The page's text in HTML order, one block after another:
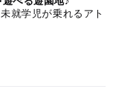
就学児が乗れるアト